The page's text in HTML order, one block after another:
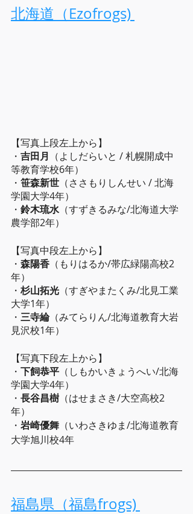
北海道（Ezofrogs)
【写真上段左上から】
・ 吉田月 （よしだらいと / 札幌開成中
等教育学校6年）
・ 笹森新世 （ささもりしんせい / 北海
学園大学4年）
・ 鈴木琉水（すずきるみな/北海道大学
農学部2年）
【写真中段左上から】
・ 森陽香 （もりはるか/帯広緑陽高校2
年）
・ 杉山拓光 （すぎやまたくみ/北見工業
大学1年）
・ 三寺綸（みてらりん/北海道教育大岩
見沢校1年）
【写真下段左上から】
・ 下飼恭平 （しもかいきょうへい/北海
学園大学4年）
・ 長谷昌樹 （はせまさき/大空高校2
年）
・ 岩崎優舞 （いわさきゆま/北海道教育
大学旭川校4年
福島県（福島frogs)